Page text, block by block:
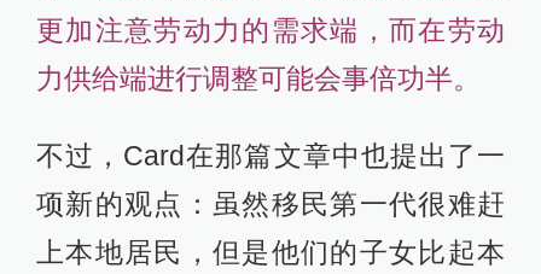
更加注意劳动力的需求端，而在劳动
力供给端进行调整可能会事倍功半。
不过，Card在那篇文章中也提出了一
项新的观点：虽然移民第一代很难赶
上本地居民，但是他们的子女比起本